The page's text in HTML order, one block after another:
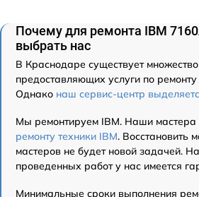
Почему для ремонта IBM
выбрать нас
В Краснодаре существует
предоставляющих услуги по
Однако наш сервис-центр
Мы ремонтируем IBM. Наши мастера
ремонту техники IBM. Восстановить
мастеров не будет новой задачей.
проведенных работ у нас имеется
Минимальные сроки выполнения